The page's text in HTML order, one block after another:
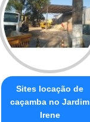
Sites locação de
caçamba no Jardim
Irene